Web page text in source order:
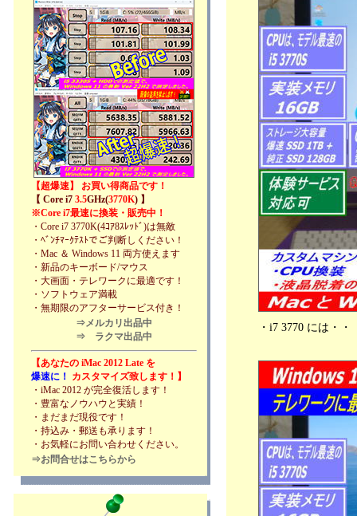
【超爆速】 お買い得商品です！
【 Core i7 3.5GHz(3770K) 】
※Core i7最速に換装・販売中！
・Core i7 3770K(4ｺｱ8ｽﾚｯﾄﾞ)は無敵
・ﾍﾞﾝﾁﾏｰｸﾃｽﾄでご判断しください！
・Mac ＆ Windows 11 両方使えます
・新品のキーボード/マウス
・大画面・テレワークに最適です！
・ソフトウェア満載
・無期限のアフターサービス付き！
⇒メルカリ出品中
⇒ ラクマ出品中
【あなたの iMac 2012 Late を
爆速に！ カスタマイズ致します！】
・iMac 2012 が完全復活します！
・豊富なノウハウと実績！
・まだまだ現役です！
・持込み・郵送も承ります！
・お気軽にお問い合わせください。
⇒お問合せはこちらから
・i7 3770 には・